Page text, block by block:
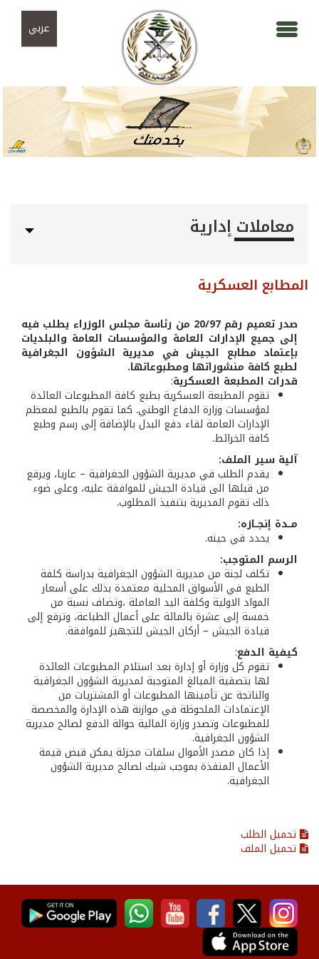
عربي
معاملات إدارية
المطابع العسكرية
صدر تعميم رقم 20/97 من رئاسة مجلس الوزراء يطلب فيه
إلى جميع الإدارات العامة والمؤسسات العامة والبلديات
بإعتماد مطابع الجيش في مديرية الشؤون الجغرافية
لطبع كافة منشوراتها ومطبوعاتها.
قدرات المطبعة العسكرية:
تقوم المطبعة العسكرية بطبع كافة المطبوعات العائدة
لمؤسسات وزارة الدفاع الوطني. كما تقوم بالطبع لمعظم
الإدارات العامة لقاء دفع البدل بالإضافة إلى رسم وطبع
كافة الخرائط.
آلية سير الملف:
يقدم الطلب في مديرية الشؤون الجغرافية – عاريا، ويرفع
من قبلها الى قيادة الجيش للموافقة عليه، وعلى ضوء
ذلك تقوم المديرية بتنفيذ المطلوب.
مــدة إنجــازه:
يحدد في حينه.
الرسم المتوجب:
تكلف لجنة من مديرية الشؤون الجغرافية بدراسة كلفة
الطبع في الأسواق المحلية معتمدة بذلك على أسعار
المواد الاولية وكلفة اليد العاملة ،وتضاف نسبة من
خمسة إلى عشرة بالمائة على أعمال الطباعة، وترفع إلى
قيادة الجيش – أركان الجيش للتجهيز للموافقة.
كيفية الدفع:
تقوم كل وزارة أو إدارة بعد استلام المطبوعات العائدة
لها بتصفية المبالغ المتوجبة لمديرية الشؤون الجغرافية
والناتجة عن تأمينها المطبوعات أو المشتريات من
الإعتمادات الملحوظة في موازنة هذه الإدارة والمخصصة
للمطبوعات وتصدر وزارة المالية حوالة الدفع لصالح مديرية
الشؤون الجغرافية.
إذا كان مصدر الأموال سلفات مجزئة يمكن قبض قيمة
الأعمال المنفذة بموجب شيك لصالح مديرية الشؤون
الجغرافية.
تحميل الطلب
تحميل الملف